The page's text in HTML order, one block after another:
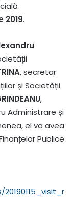
2019.
, secretar
și Societății
,
Administrare și
el va avea
Publice